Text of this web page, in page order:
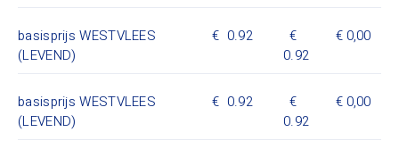
basisprijs WESTVLEES
(LEVEND)
0.92
0.92
0,00
basisprijs WESTVLEES
(LEVEND)
0.92
0.92
0,00